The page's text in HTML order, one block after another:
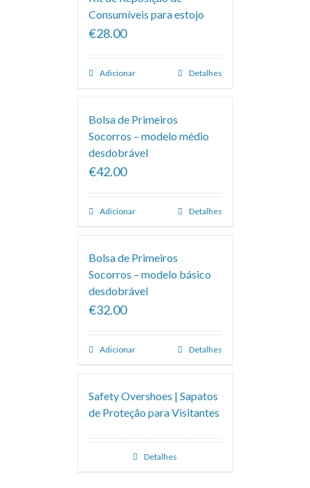
Consumíveis para estojo
€28.00
Adicionar Detalhes
Bolsa de Primeiros
Socorros – modelo médio
desdobrável
€42.00
Adicionar Detalhes
Bolsa de Primeiros
Socorros – modelo básico
desdobrável
€32.00
Adicionar Detalhes
Safety Overshoes | Sapatos
de Proteção para Visitantes
Detalhes